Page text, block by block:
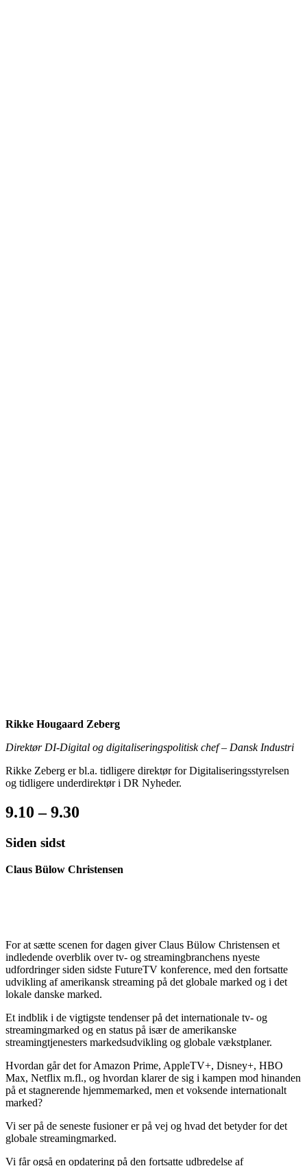
Rikke Hougaard Zeberg
Direktør DI-Digital og digitaliseringspolitisk chef – Dansk Industri
Rikke Zeberg er bl.a. tidligere direktør for Digitaliseringsstyrelsen
og tidligere underdirektør i DR Nyheder.
9.10 – 9.30
Siden sidst
Claus Bülow Christensen
For at sætte scenen for dagen giver Claus Bülow Christensen et
indledende overblik over tv- og streamingbranchens nyeste
udfordringer siden sidste FutureTV konference, med den fortsatte
udvikling af amerikansk streaming på det globale marked og i det
lokale danske marked.
Et indblik i de vigtigste tendenser på det internationale tv- og
streamingmarked og en status på især de amerikanske
streamingtjenesters markedsudvikling og globale vækstplaner.
Hvordan går det for Amazon Prime, AppleTV+, Disney+, HBO
Max, Netflix m.fl., og hvordan klarer de sig i kampen mod hinanden
på et stagnerende hjemmemarked, men et voksende internationalt
marked?
Vi ser på de seneste fusioner er på vej og hvad det betyder for det
globale streamingmarked.
Vi får også en opdatering på den fortsatte udbredelse af